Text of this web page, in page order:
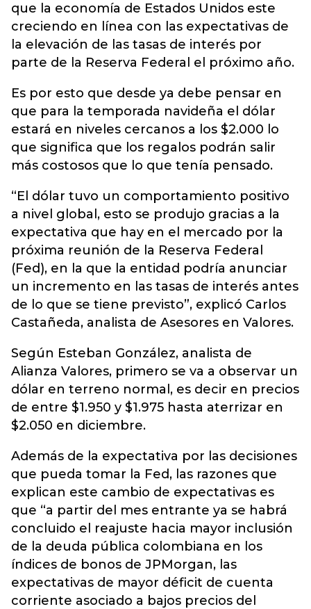
que la economía de Estados Unidos este
creciendo en línea con las expectativas de
la elevación de las tasas de interés por
parte de la Reserva Federal el próximo año.
Es por esto que desde ya debe pensar en
que para la temporada navideña el dólar
estará en niveles cercanos a los $2.000 lo
que significa que los regalos podrán salir
más costosos que lo que tenía pensado.
“El dólar tuvo un comportamiento positivo
a nivel global, esto se produjo gracias a la
expectativa que hay en el mercado por la
próxima reunión de la Reserva Federal
(Fed), en la que la entidad podría anunciar
un incremento en las tasas de interés antes
de lo que se tiene previsto”, explicó Carlos
Castañeda, analista de Asesores en Valores.
Según Esteban González, analista de
Alianza Valores, primero se va a observar un
dólar en terreno normal, es decir en precios
de entre $1.950 y $1.975 hasta aterrizar en
$2.050 en diciembre.
Además de la expectativa por las decisiones
que pueda tomar la Fed, las razones que
explican este cambio de expectativas es
que “a partir del mes entrante ya se habrá
concluido el reajuste hacia mayor inclusión
de la deuda pública colombiana en los
índices de bonos de JPMorgan, las
expectativas de mayor déficit de cuenta
corriente asociado a bajos precios del